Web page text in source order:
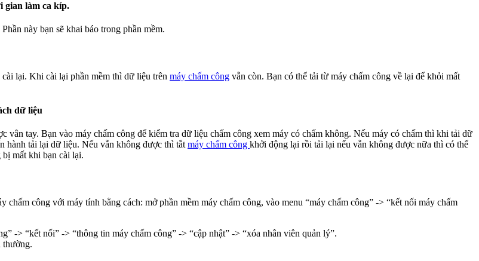
gian làm ca kíp.
này bạn sẽ khai báo trong phần mềm.
lại. Khi cài lại phần mềm thì dữ liệu trên máy chấm công vẫn còn. Bạn có thể tải từ máy chấm công về lại để khỏi mất
dữ liệu
tay. Bạn vào máy chấm công để kiểm tra dữ liệu chấm công xem máy có chấm không. Nếu máy có chấm thì khi tải dữ
hành tải lại dữ liệu. Nếu vẫn không được thì tắtmáy chấm công khởi động lại rồi tải lại nếu vẫn không được nữa thì có thể
mất khi bạn cài lại.
công với máy tính bằng cách: mở phần mềm máy chấm công, vào menu “máy chấm công” -> “kết nối máy chấm
-> “kết nối” -> “thông tin máy chấm công” -> “cập nhật” -> “xóa nhân viên quản lý”.
thường.